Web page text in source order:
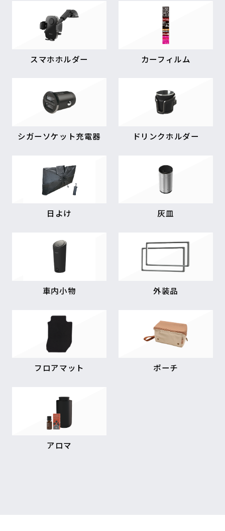
スマホホルダー カーフィルム
シガーソケット充電器 ドリンクホルダー
日よけ 灰皿
車内小物 外装品
フロアマット ポーチ
アロマ